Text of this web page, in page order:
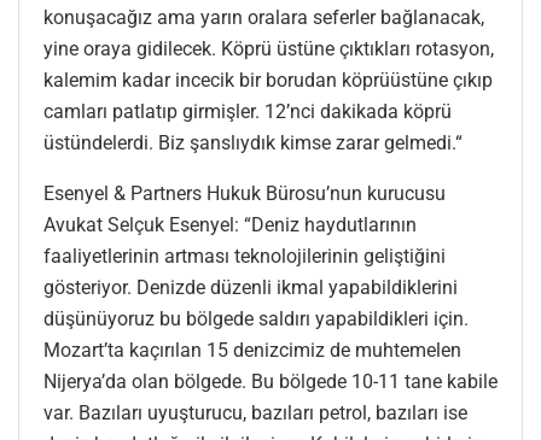
konuşacağız ama yarın oralara seferler bağlanacak,
yine oraya gidilecek. Köprü üstüne çıktıkları rotasyon,
kalemim kadar incecik bir borudan köprüüstüne çıkıp
camları patlatıp girmişler. 12’nci dakikada köprü
üstündelerdi. Biz şanslıydık kimse zarar gelmedi.“
Esenyel & Partners Hukuk Bürosu’nun kurucusu
Avukat Selçuk Esenyel: “Deniz haydutlarının
faaliyetlerinin artması teknolojilerinin geliştiğini
gösteriyor. Denizde düzenli ikmal yapabildiklerini
düşünüyoruz bu bölgede saldırı yapabildikleri için.
Mozart’ta kaçırılan 15 denizcimiz de muhtemelen
Nijerya’da olan bölgede. Bu bölgede 10-11 tane kabile
var. Bazıları uyuşturucu, bazıları petrol, bazıları ise